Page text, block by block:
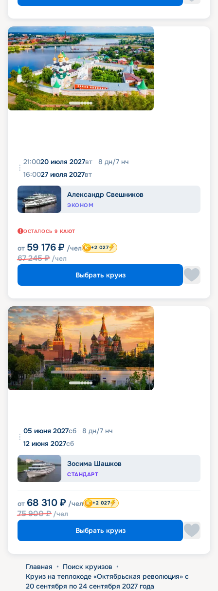
21:0020 июля 2027вт 8 дн/7 нч
16:0027 июля 2027вт
Александр Свешников
ЭКОНОМ
ОСТАЛОСЬ 9 КАЮТ
от 59 176 ₽ /чел
67 245₽ /чел
+2 027
Выбрать круиз
05 июня 2027сб 8 дн/7 нч
12 июня 2027сб
Зосима Шашков
СТАНДАРТ
от 68 310 ₽ /чел
75 900₽ /чел
+2 027
Выбрать круиз
Главная • Поиск круизов •
Круиз на теплоходе «Октябрьская революция» с
20 сентября по 24 сентября 2027 года